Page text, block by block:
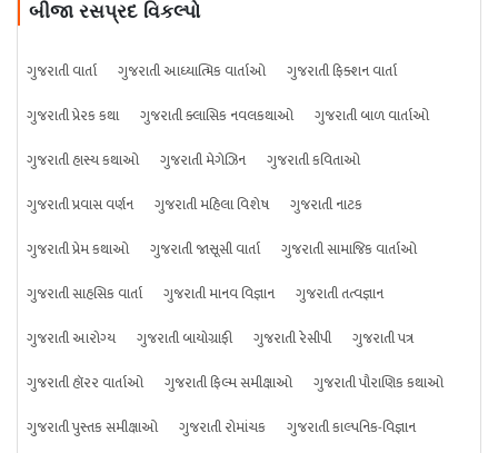
બીજા રસપ્રદ વિકલ્પો
ગુજરાતી વાર્તા ગુજરાતી આધ્યાત્મિક વાર્તાઓ
ગુજરાતી ફિક્શન વાર્તા
ગુજરાતી પ્રેરક કથા
ગુજરાતી ક્લાસિક નવલકથાઓ
ગુજરાતી બાળ વાર્તાઓ
ગુજરાતી હાસ્ય કથાઓ
ગુજરાતી મેગેઝિન
ગુજરાતી કવિતાઓ
ગુજરાતી પ્રવાસ વર્ણન
ગુજરાતી મહિલા વિશેષ
ગુજરાતી નાટક
ગુજરાતી પ્રેમ કથાઓ
ગુજરાતી જાસૂસી વાર્તા
ગુજરાતી સામાજિક વાર્તાઓ
ગુજરાતી સાહસિક વાર્તા
ગુજરાતી માનવ વિજ્ઞાન
ગુજરાતી તત્વજ્ઞાન
ગુજરાતી આરોગ્ય
ગુજરાતી બાયોગ્રાફી ગુજરાતી રેસીપી
ગુજરાતી પત્ર
ગુજરાતી હૉરર વાર્તાઓ
ગુજરાતી ફિલ્મ સમીક્ષાઓ
ગુજરાતી પૌરાણિક કથાઓ
ગુજરાતી પુસ્તક સમીક્ષાઓ
ગુજરાતી રોમાંચક ગુજરાતી કાલ્પનિક-વિજ્ઞાન